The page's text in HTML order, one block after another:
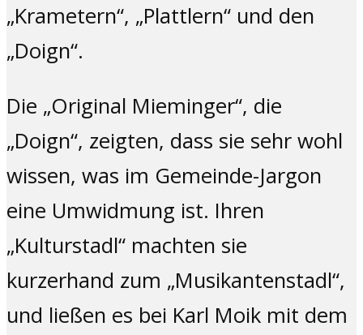
„Krametern“, „Plattlern“ und den
„Doign“.
Die „Original Mieminger“, die
„Doign“, zeigten, dass sie sehr wohl
wissen, was im Gemeinde-Jargon
eine Umwidmung ist. Ihren
„Kulturstadl“ machten sie
kurzerhand zum „Musikantenstadl“,
und ließen es bei Karl Moik mit dem